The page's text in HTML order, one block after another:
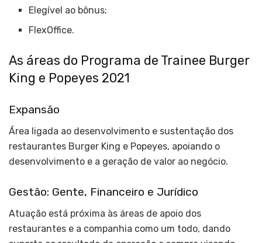
Elegível ao bônus;
FlexOffice.
As áreas do Programa de Trainee Burger
King e Popeyes 2021
Expansão
Área ligada ao desenvolvimento e sustentação dos
restaurantes Burger King e Popeyes, apoiando o
desenvolvimento e a geração de valor ao negócio.
Gestão: Gente, Financeiro e Jurídico
Atuação está próxima às áreas de apoio dos
restaurantes e a companhia como um todo, dando